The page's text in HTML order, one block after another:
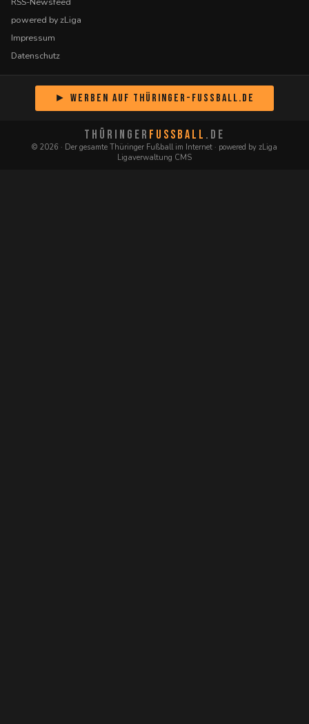
powered by zLiga
Impressum
Datenschutz
► Werben auf Thüringer-Fussball.de
THÜRINGER FUSSBALL .DE
© 2026 · Der gesamte Thüringer Fußball im Internet · powered by zLiga
Ligaverwaltung CMS